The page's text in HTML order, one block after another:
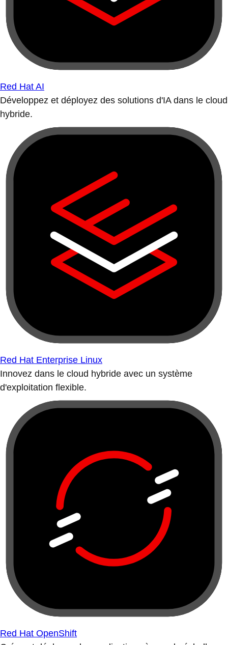
Red Hat AI
Développez et déployez des solutions d'IA dans le cloud
hybride.
Red Hat Enterprise Linux
Innovez dans le cloud hybride avec un système
d'exploitation flexible.
Red Hat OpenShift